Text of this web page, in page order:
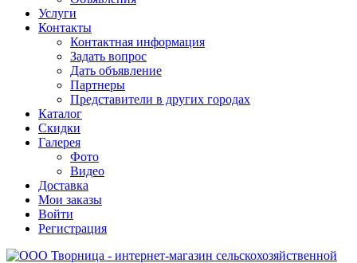
Услуги
Контакты
Контактная информация
Задать вопрос
Дать объявление
Партнеры
Представители в других городах
Каталог
Скидки
Галерея
Фото
Видео
Доставка
Мои заказы
Войти
Регистрация